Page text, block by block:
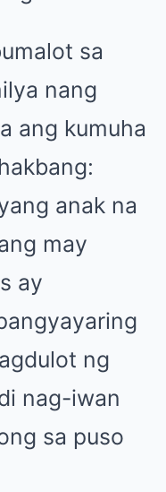
sa
nang
ang kumuha
anak na
may
ay
ng
nag-iwan
sa puso